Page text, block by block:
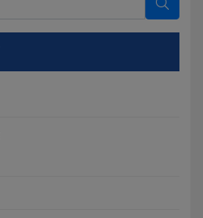
các loại kim bấm số 10 phổ